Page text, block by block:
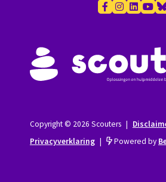
Copyright © 2026 Scouters |
Privacyverklaring | Powered by